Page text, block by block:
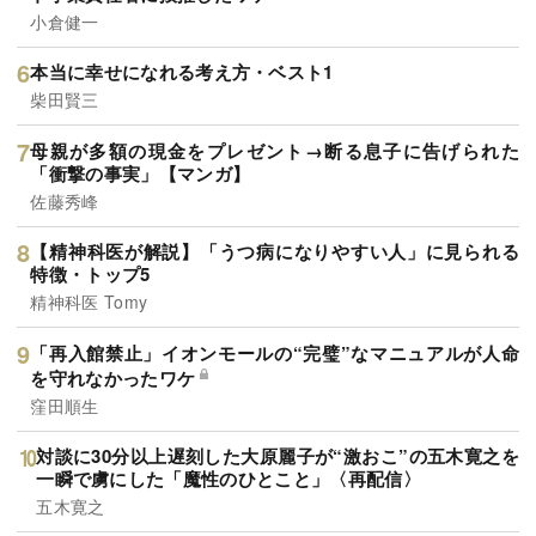
小倉健一
本当に幸せになれる考え方・ベスト1
柴田賢三
母親が多額の現金をプレゼント→断る息子に告げられた
「衝撃の事実」【マンガ】
佐藤秀峰
【精神科医が解説】「うつ病になりやすい人」に見られる
特徴・トップ5
精神科医 Tomy
「再入館禁止」イオンモールの“完璧”なマニュアルが人命
を守れなかったワケ
窪田順生
対談に30分以上遅刻した大原麗子が“激おこ”の五木寛之を
一瞬で虜にした「魔性のひとこと」〈再配信〉
五木寛之